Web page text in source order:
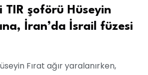
TIR şoförü Hüseyin
İran’da İsrail füzesi
Fırat ağır yaralanırken,